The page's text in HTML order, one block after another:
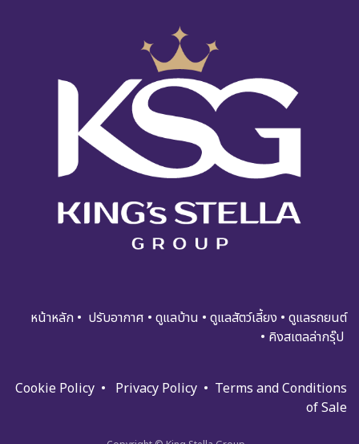
หน้าหลัก • ปรับอ​​​​​า​กาศ • ดูแ​​​ล​บ้า​น • ดูแล​สัตว์เลี้ยง • ดูแล​รถย​นต์
• คิงสเตลล่ากรุ๊ป
Cookie Policy • Privacy Policy • Terms and Condi​tions
of Sale